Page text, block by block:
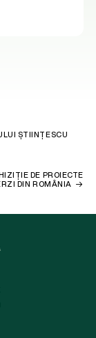
ȘTIINȚESCU
DE PROIECTE
DIN ROMÂNIA